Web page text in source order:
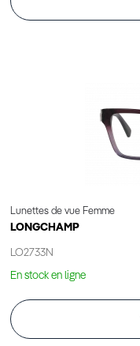
Lunettes de vue Femme
LONGCHAMP
LO2733N
En stock en ligne